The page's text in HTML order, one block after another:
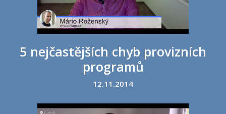
5 nejčastějších chyb provizních
programů
12.11.2014